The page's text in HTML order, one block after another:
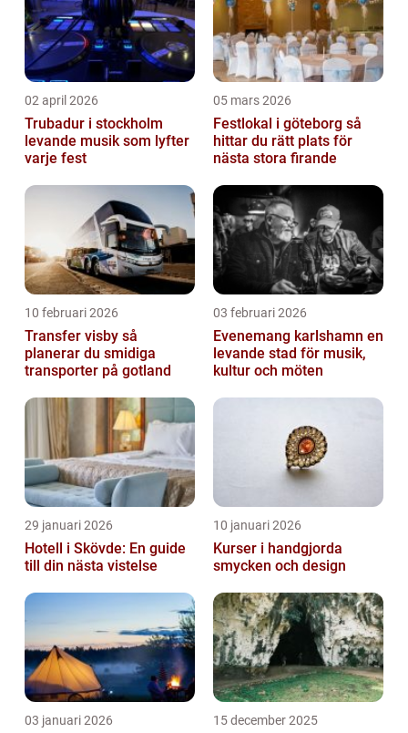
02 april 2026
Trubadur i stockholm
levande musik som lyfter
varje fest
05 mars 2026
Festlokal i göteborg så
hittar du rätt plats för
nästa stora firande
10 februari 2026
Transfer visby så
planerar du smidiga
transporter på gotland
03 februari 2026
Evenemang karlshamn en
levande stad för musik,
kultur och möten
29 januari 2026
Hotell i Skövde: En guide
till din nästa vistelse
10 januari 2026
Kurser i handgjorda
smycken och design
03 januari 2026 15 december 2025